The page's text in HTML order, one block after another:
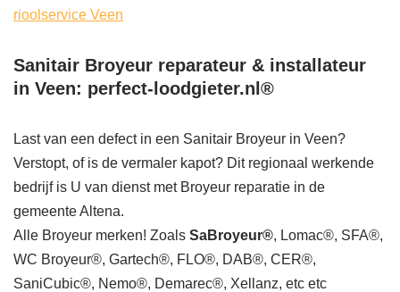
rioolservice Veen
Sanitair Broyeur reparateur & installateur
in Veen: perfect-loodgieter.nl®
Last van een defect in een Sanitair Broyeur in Veen?
Verstopt, of is de vermaler kapot? Dit regionaal werkende
bedrijf is U van dienst met Broyeur reparatie in de
gemeente Altena.
Alle Broyeur merken! Zoals SaBroyeur®, Lomac®, SFA®,
WC Broyeur®, Gartech®, FLO®, DAB®, CER®,
SaniCubic®, Nemo®, Demarec®, Xellanz, etc etc